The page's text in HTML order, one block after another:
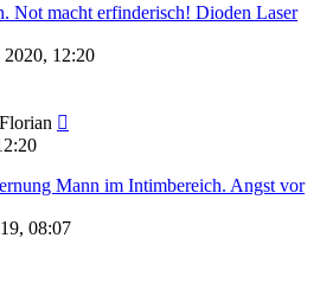
Not macht erfinderisch! Dioden Laser
2020, 12:20
Mann im Intimbereich. Angst vor
08:07